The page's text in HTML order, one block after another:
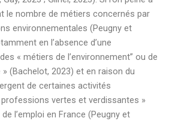
le nombre de métiers concernés par
environnementales (Peugny et
en l’absence d’une
« métiers de l’environnement” ou de
» (Bachelot, 2023) et en raison du
de certaines activités
vertes et verdissantes »
l’emploi en France (Peugny et